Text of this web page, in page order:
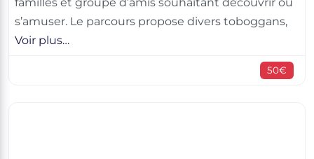
s’amuser. Le parcours propose divers toboggans,
Voir plus…
50€